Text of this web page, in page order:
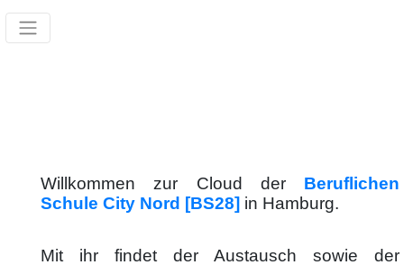
Willkommen zur Cloud der Beruflichen
Schule City Nord [BS28] in Hamburg.
Mit ihr findet der Austausch sowie der